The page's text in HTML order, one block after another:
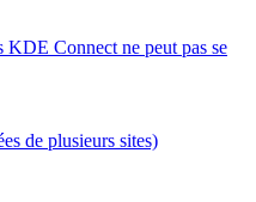
KDE Connect ne peut pas se
de plusieurs sites)